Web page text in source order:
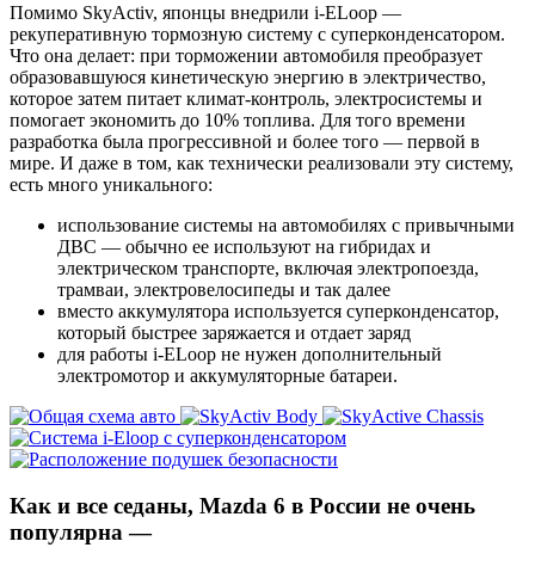
Помимо SkyActiv, японцы внедрили i-ELoop —
рекуперативную тормозную систему с суперконденсатором.
Что она делает: при торможении автомобиля преобразует
образовавшуюся кинетическую энергию в электричество,
которое затем питает климат-контроль, электросистемы и
помогает экономить до 10% топлива. Для того времени
разработка была прогрессивной и более того — первой в
мире. И даже в том, как технически реализовали эту систему,
есть много уникального:
использование системы на автомобилях с привычными
ДВС — обычно ее используют на гибридах и
электрическом транспорте, включая электропоезда,
трамваи, электровелосипеды и так далее
вместо аккумулятора используется суперконденсатор,
который быстрее заряжается и отдает заряд
для работы i-ELoop не нужен дополнительный
электромотор и аккумуляторные батареи.
Как и все седаны, Mazda 6 в России не очень
популярна —